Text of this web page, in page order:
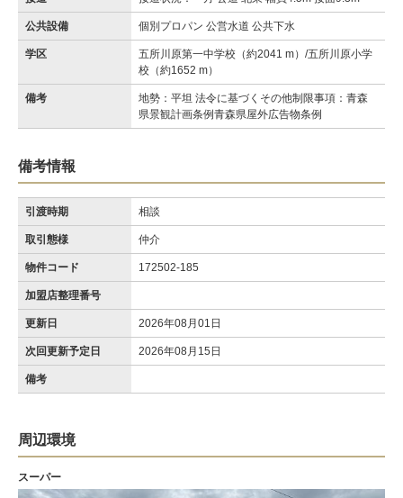
公共設備 個別プロパン 公営水道 公共下水
学区
五所川原第一中学校（約2041 m）/五所川原小学
校（約1652 m）
備考
地勢：平坦 法令に基づくその他制限事項：青森
県景観計画条例青森県屋外広告物条例
備考情報
引渡時期 相談
取引態様 仲介
物件コード 172502-185
加盟店整理番号
更新日 2026年08月01日
次回更新予定日 2026年08月15日
備考
周辺環境
スーパー